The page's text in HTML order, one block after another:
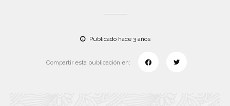
Publicado hace 3 años
Compartir esta publicación en: